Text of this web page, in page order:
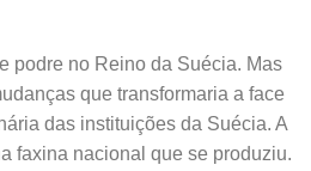
podre no Reino da Suécia. Mas
que transformaria a face
das instituições da Suécia. A
faxina nacional que se produziu.